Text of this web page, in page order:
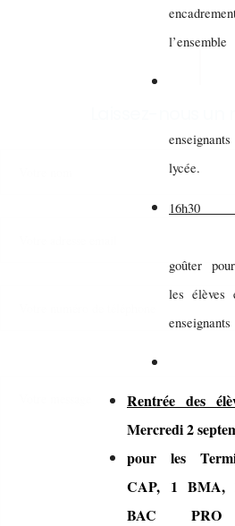
l’ensemble
lycée.
goûter
les élèves
enseignants
Rentrée des
Mercredi 2
pour les
CAP, 1 BMA,
BAC
Laissez-nous un